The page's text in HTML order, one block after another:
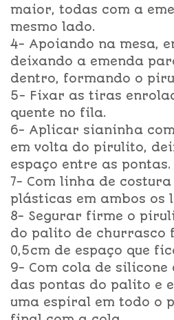
maior, todas com a
mesmo lado.
4- Apoiando na mesa,
deixando a emenda
dentro, formando o
5- Fixar as tiras
quente no fila.
6- Aplicar sianinha
em volta do pirulito,
espaço entre as pontas.
7- Com linha de
plásticas em ambos os
8- Segurar firme o
do palito de churrasco
0,5cm de espaço que
9- Com cola de
das pontas do palito e
uma espiral em todo o